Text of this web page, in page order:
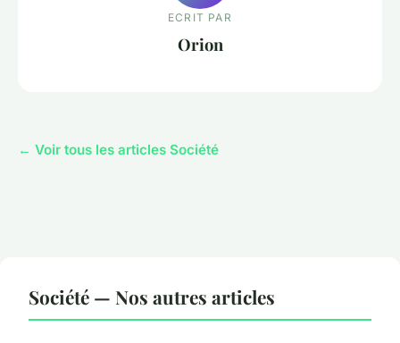
ECRIT PAR
Orion
← Voir tous les articles Société
Société — Nos autres articles